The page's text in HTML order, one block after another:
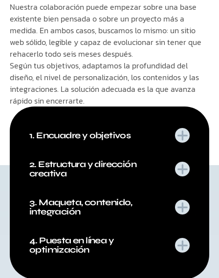
Nuestra colaboración puede empezar sobre una base
existente bien pensada o sobre un proyecto más a
medida. En ambos casos, buscamos lo mismo: un sitio
web sólido, legible y capaz de evolucionar sin tener que
rehacerlo todo seis meses después.
Según tus objetivos, adaptamos la profundidad del
diseño, el nivel de personalización, los contenidos y las
integraciones. La solución adecuada es la que avanza
rápido sin encerrarte.
1. Encuadre y objetivos
2. Estructura y dirección
creativa
3. Maqueta, contenido,
integración
4. Puesta en línea y
optimización